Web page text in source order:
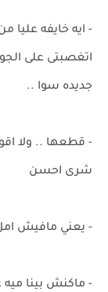
- ايه خايفه عليا
اتغصبتى على
جديده سوا ..
- قطعها .. ولا
شرى احسن
- يعني مافيش امل
- ماكنش بينا